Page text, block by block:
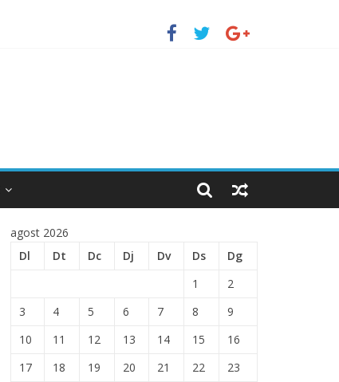
agost 2026
Dl
Dt Dc Dj Dv Ds
Dg
1
2
3
4 5 6 7 8
9
10
11 12 13 14 15
16
17
18 19 20 21 22
23